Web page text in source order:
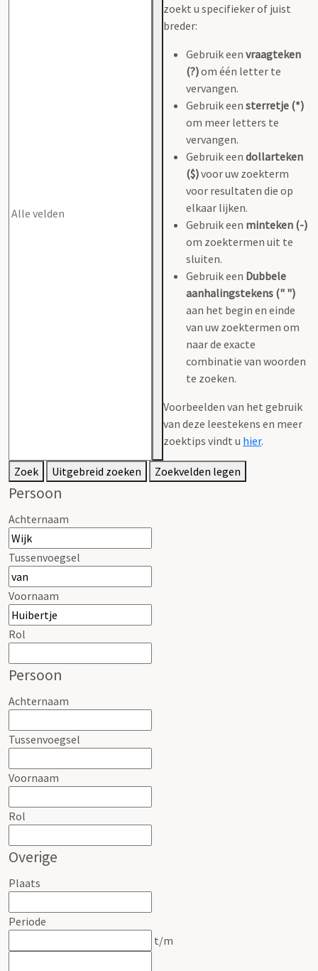
zoekt u specifieker of juist
breder:
Gebruik een vraagteken
(?)om één letter te
vervangen.
Gebruik een sterretje (*)
om meer letters te
vervangen.
Gebruik een dollarteken
($)voor uw zoekterm
voor resultaten die op
elkaar lijken.
Gebruik een minteken (-)
om zoektermen uit te
sluiten.
Gebruik een Dubbele
aanhalingstekens (" ")
aan het begin en einde
van uw zoektermen om
naar de exacte
combinatie van woorden
te zoeken.
Voorbeelden van het gebruik
van deze leestekens en meer
zoektips vindt u hier.
Zoek Uitgebreid zoeken Zoekvelden legen
Persoon
Achternaam
Tussenvoegsel
Voornaam
Rol
Persoon
Achternaam
Tussenvoegsel
Voornaam
Rol
Overige
Plaats
Periode
t/m